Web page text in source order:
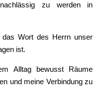
zu werden in
Wort des Herrn unser
ist.
Alltag bewusst Räume
und meine Verbindung zu